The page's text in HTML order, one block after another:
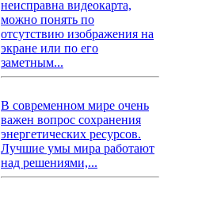
неисправна видеокарта,
можно понять по
отсутствию изображения на
экране или по его
заметным...
В современном мире очень
важен вопрос сохранения
энергетических ресурсов.
Лучшие умы мира работают
над решениями,...